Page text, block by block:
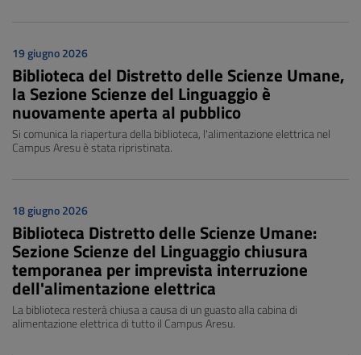
19 giugno 2026
Biblioteca del Distretto delle Scienze Umane,
la Sezione Scienze del Linguaggio è
nuovamente aperta al pubblico
Si comunica la riapertura della biblioteca, l'alimentazione elettrica nel
Campus Aresu è stata ripristinata.
18 giugno 2026
Biblioteca Distretto delle Scienze Umane:
Sezione Scienze del Linguaggio chiusura
temporanea per imprevista interruzione
dell'alimentazione elettrica
La biblioteca resterà chiusa a causa di un guasto alla cabina di
alimentazione elettrica di tutto il Campus Aresu.